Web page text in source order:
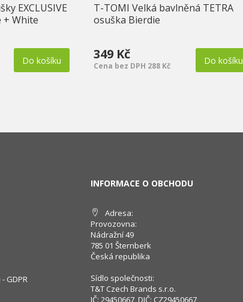
EXCLUSIVE
+ White
Do košíku
T-TOMI Velká bavlněná TETRA
osuška Bierdie
349 Kč
Cena bez DPH 288 Kč Do košíku
GDPR
INFORMACE O OBCHODU
Adresa:
Provozovna:
Nádražní 49
785 01 Šternberk
Česká republika
Sídlo společnosti:
T&T Czech Brands s.r.o.
IČ: 29450667, DIČ: CZ29450667